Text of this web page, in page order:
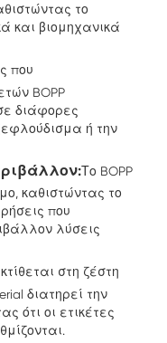
το
και βιομηχανικά
που
BOPP
διάφορες
ή την
Το BOPP
καθιστώντας το
που
λύσεις
στη ζέστη
διατηρεί την
ότι οι ετικέτες